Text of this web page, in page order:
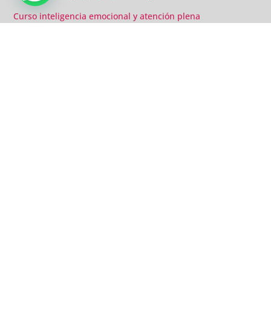
Curso inteligencia emocional y atención plena